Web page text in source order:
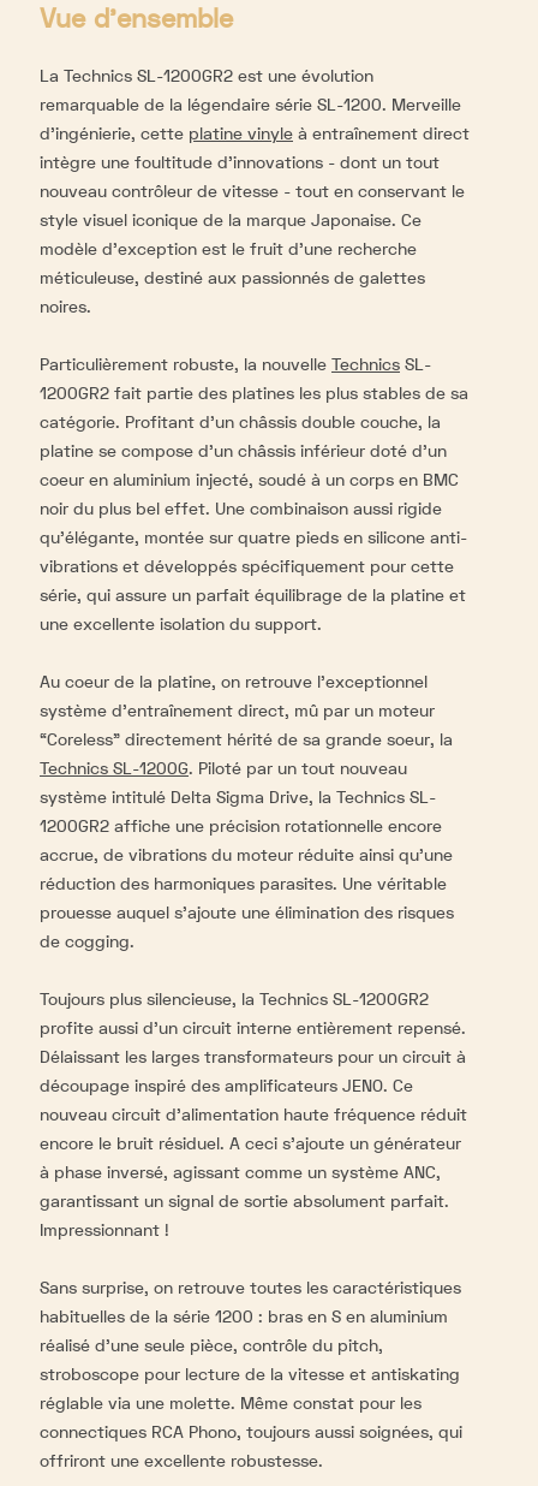
Vue d'ensemble
La Technics SL-1200GR2 est une évolution
remarquable de la légendaire série SL-1200. Merveille
d’ingénierie, cette platine vinyle à entraînement direct
intègre une foultitude d’innovations - dont un tout
nouveau contrôleur de vitesse - tout en conservant le
style visuel iconique de la marque Japonaise. Ce
modèle d’exception est le fruit d’une recherche
méticuleuse, destiné aux passionnés de galettes
noires.
Particulièrement robuste, la nouvelle Technics SL-
1200GR2 fait partie des platines les plus stables de sa
catégorie. Profitant d’un châssis double couche, la
platine se compose d'un châssis inférieur doté d’un
coeur en aluminium injecté, soudé à un corps en BMC
noir du plus bel effet. Une combinaison aussi rigide
qu’élégante, montée sur quatre pieds en silicone anti-
vibrations et développés spécifiquement pour cette
série, qui assure un parfait équilibrage de la platine et
une excellente isolation du support.
Au coeur de la platine, on retrouve l’exceptionnel
système d'entraînement direct, mû par un moteur
“Coreless” directement hérité de sa grande soeur, la
Technics SL-1200G. Piloté par un tout nouveau
système intitulé Delta Sigma Drive, la Technics SL-
1200GR2 affiche une précision rotationnelle encore
accrue, de vibrations du moteur réduite ainsi qu’une
réduction des harmoniques parasites. Une véritable
prouesse auquel s’ajoute une élimination des risques
de cogging.
Toujours plus silencieuse, la Technics SL-1200GR2
profite aussi d’un circuit interne entièrement repensé.
Délaissant les larges transformateurs pour un circuit à
découpage inspiré des amplificateurs JENO. Ce
nouveau circuit d’alimentation haute fréquence réduit
encore le bruit résiduel. A ceci s’ajoute un générateur
à phase inversé, agissant comme un système ANC,
garantissant un signal de sortie absolument parfait.
Impressionnant !
Sans surprise, on retrouve toutes les caractéristiques
habituelles de la série 1200 : bras en S en aluminium
réalisé d’une seule pièce, contrôle du pitch,
stroboscope pour lecture de la vitesse et antiskating
réglable via une molette. Même constat pour les
connectiques RCA Phono, toujours aussi soignées, qui
offriront une excellente robustesse.